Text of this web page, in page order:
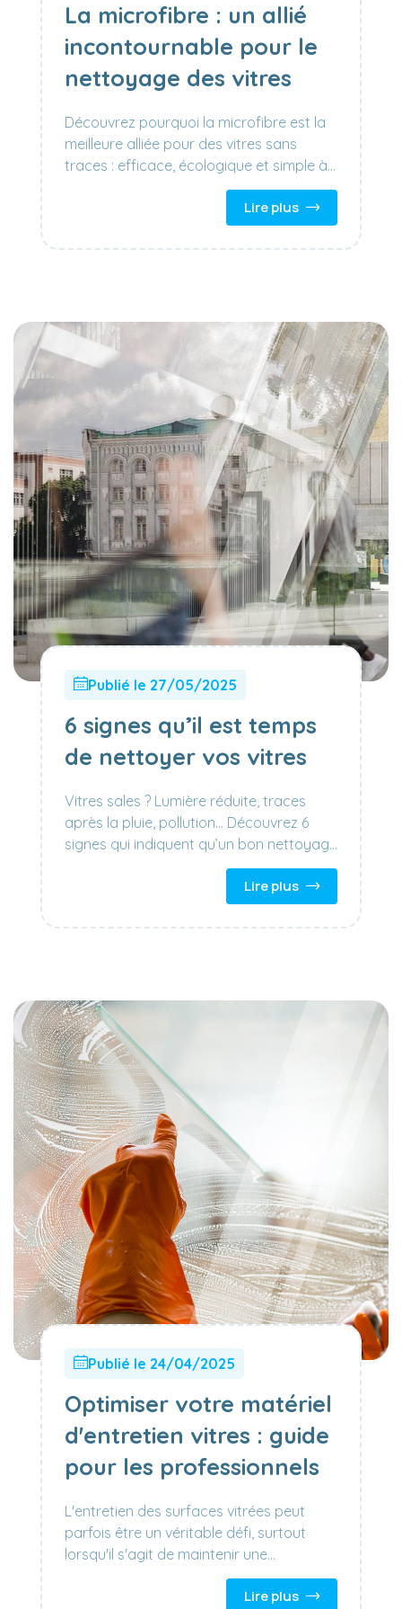
La microfibre : un allié
incontournable pour le
nettoyage des vitres
Découvrez pourquoi la microfibre est la
meilleure alliée pour des vitres sans
traces : efficace, écologique et simple à
utiliser. Conseils et accessoires inclus.
Lire plus
Publié le 27/05/2025
6 signes qu’il est temps
de nettoyer vos vitres
Vitres sales ? Lumière réduite, traces
après la pluie, pollution… Découvrez 6
signes qui indiquent qu’un bon nettoyage
s’impose, et comment bien s’équiper
Lire plus
Publié le 24/04/2025
Optimiser votre matériel
d'entretien vitres : guide
pour les professionnels
L'entretien des surfaces vitrées peut
parfois être un véritable défi, surtout
lorsqu'il s'agit de maintenir une
transparence cristalline et sans stries.
Que vous soyez un professionnel du
Lire plus